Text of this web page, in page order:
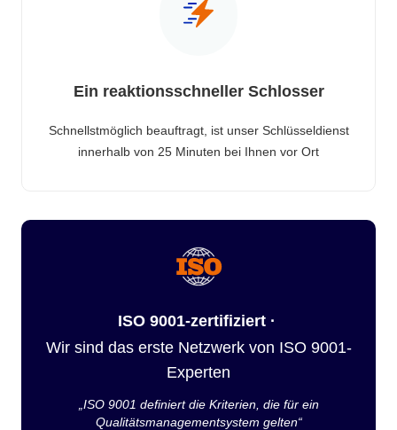
Ein reaktionsschneller Schlosser
Schnellstmöglich beauftragt, ist unser Schlüsseldienst
innerhalb von 25 Minuten bei Ihnen vor Ort
ISO 9001-zertifiziert ·
Wir sind das erste Netzwerk von ISO 9001-
Experten
„ISO 9001 definiert die Kriterien, die für ein
Qualitätsmanagementsystem gelten“